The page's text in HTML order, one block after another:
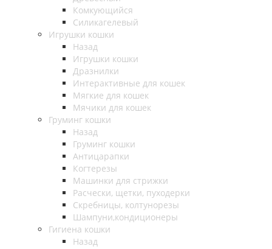
Комкующийся
Силикагелевый
Игрушки кошки
Назад
Игрушки кошки
Дразнилки
Интерактивные для кошек
Мягкие для кошек
Мячики для кошек
Груминг кошки
Назад
Груминг кошки
Антицарапки
Когтерезы
Машинки для стрижки
Расчески, щетки, пуходерки
Скребницы, колтунорезы
Шампуни,кондиционеры
Гигиена кошки
Назад